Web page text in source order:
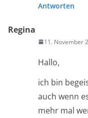
Antworten
Regina
11. November
Hallo,
ich bin
auch wenn
mehr mal